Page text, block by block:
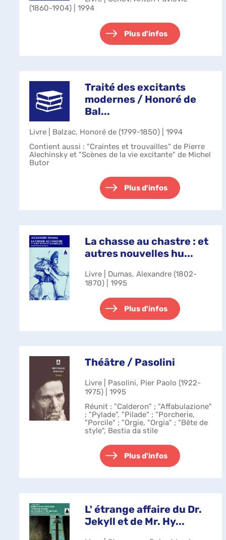
(1860-1904) | 1994
Plus d'infos
Traité des excitants
modernes / Honoré de
Bal...
Livre | Balzac, Honoré de (1799-1850) | 1994
Contient aussi : "Craintes et trouvailles" de Pierre
Alechinsky et "Scènes de la vie excitante" de Michel
Butor
Plus d'infos
La chasse au chastre : et
autres nouvelles hu...
Livre | Dumas, Alexandre (1802-
1870) | 1995
Plus d'infos
Théâtre / Pasolini
Livre | Pasolini, Pier Paolo (1922-
1975) | 1995
Réunit : "Calderon" ; "Affabulazione"
; "Pylade", "Pilade" ; "Porcherie,
"Porcile" ; "Orgie, "Orgia" ; "Bête de
style", Bestia da stile
Plus d'infos
L' étrange affaire du Dr.
Jekyll et de Mr. Hy...